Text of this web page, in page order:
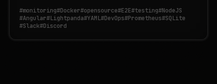
#monitoring#Docker#opensource#E2E#testing#NodeJS
#Angular#Lightpanda#YAML#DevOps#Prometheus#SQLite
#Slack#Discord